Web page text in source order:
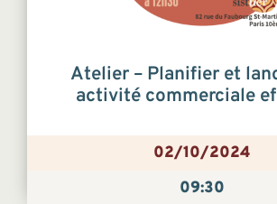
Atelier – Planifier et
activité commerciale
02/10/2024
09:30